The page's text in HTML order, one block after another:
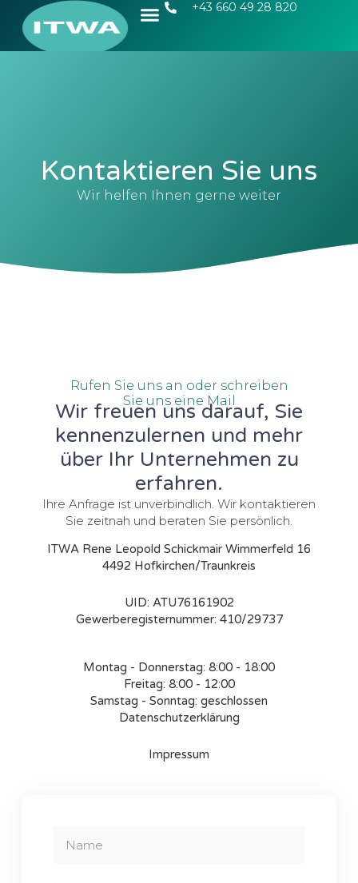
+43 660 49 28 820
Kontaktieren Sie uns
Wir helfen Ihnen gerne weiter
Rufen Sie uns an oder schreiben
Sie uns eine Mail
Wir freuen uns darauf, Sie
kennenzulernen und mehr
über Ihr Unternehmen zu
erfahren.
Ihre Anfrage ist unverbindlich. Wir kontaktieren
Sie zeitnah und beraten Sie persönlich.
ITWA Rene Leopold Schickmair Wimmerfeld 16
4492 Hofkirchen/Traunkreis
UID: ATU76161902
Gewerberegisternummer: 410/29737
Montag - Donnerstag: 8:00 - 18:00
Freitag: 8:00 - 12:00
Samstag - Sonntag: geschlossen
Datenschutzerklärung
Impressum